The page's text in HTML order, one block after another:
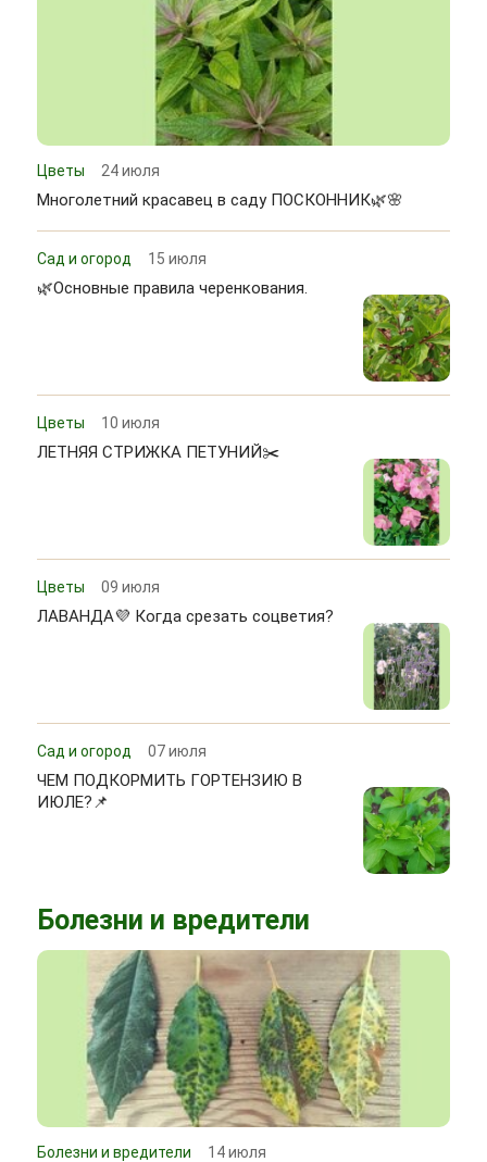
Цветы 24 июля
Многолетний красавец в саду ПОСКОННИК🌿🌸
Сад и огород 15 июля
🌿Основные правила черенкования.
Цветы 10 июля
ЛЕТНЯЯ СТРИЖКА ПЕТУНИЙ✂️
Цветы 09 июля
ЛАВАНДА💜 Когда срезать соцветия?
Сад и огород 07 июля
ЧЕМ ПОДКОРМИТЬ ГОРТЕНЗИЮ В
ИЮЛЕ?📌
Болезни и вредители
Болезни и вредители 14 июля